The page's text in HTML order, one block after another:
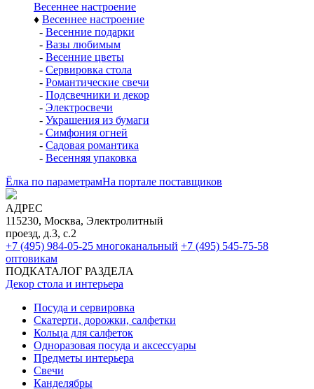
Весеннее настроение
♦ Весеннее настроение
- Весенние подарки
- Вазы любимым
- Весенние цветы
- Сервировка стола
- Романтические свечи
- Подсвечники и декор
- Электросвечи
- Украшения из бумаги
- Симфония огней
- Садовая романтика
- Весенняя упаковка
Ёлка по параметрамНа портале поставщиков
АДРЕС
115230, Москва, Электролитный
проезд, д.3, с.2
+7 (495) 984-05-25 многоканальный +7 (495) 545-75-58
оптовикам
ПОДКАТАЛОГ РАЗДЕЛА
Декор стола и интерьера
Посуда и сервировка
Скатерти, дорожки, салфетки
Кольца для салфеток
Одноразовая посуда и аксессуары
Предметы интерьера
Свечи
Канделябры